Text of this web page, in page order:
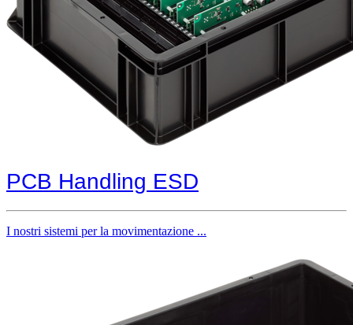
PCB Handling ESD
I nostri sistemi per la movimentazione ...